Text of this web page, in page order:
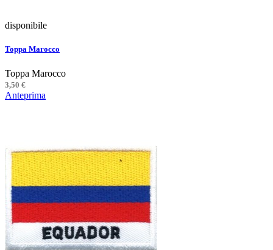
disponibile
Toppa Marocco
Toppa Marocco
3,50 €
Anteprima